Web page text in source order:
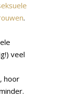
.
veel
hoor